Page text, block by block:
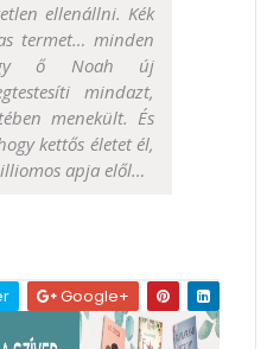
ellenállni. Kék
termet… minden
ő Noah új
mindazt,
menekült. És
kettős életet él,
apja elől…
Google+